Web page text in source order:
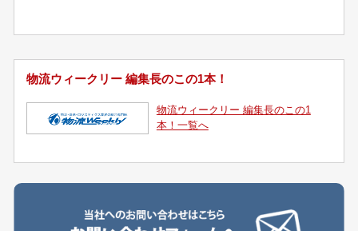
物流ウィークリー 編集長のこの1本！
物流ウィークリー 編集長のこの1
本！一覧へ